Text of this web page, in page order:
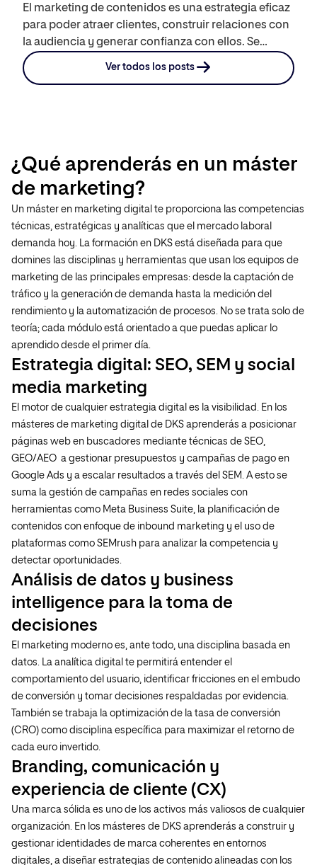
El marketing de contenidos es una estrategia eficaz
para poder atraer clientes, construir relaciones con
la audiencia y generar confianza con ellos. Se
centra en la distribución de contenidos útiles,
relevantes y de calidad para responder a las
Ver todos los posts
¿Qué aprenderás en un máster
de marketing?
Un máster en marketing digital te proporciona las competencias
técnicas, estratégicas y analíticas que el mercado laboral
demanda hoy. La formación en DKS está diseñada para que
domines las disciplinas y herramientas que usan los equipos de
marketing de las principales empresas: desde la captación de
tráfico y la generación de demanda hasta la medición del
rendimiento y la automatización de procesos. No se trata solo de
teoría; cada módulo está orientado a que puedas aplicar lo
aprendido desde el primer día.
Estrategia digital: SEO, SEM y social
media marketing
El motor de cualquier estrategia digital es la visibilidad. En los
másteres de marketing digital de DKS aprenderás a posicionar
páginas web en buscadores mediante técnicas de SEO,
GEO/AEO a gestionar presupuestos y campañas de pago en
Google Ads y a escalar resultados a través del SEM. A esto se
suma la gestión de campañas en redes sociales con
herramientas como Meta Business Suite, la planificación de
contenidos con enfoque de inbound marketing y el uso de
plataformas como SEMrush para analizar la competencia y
detectar oportunidades.
Análisis de datos y business
intelligence para la toma de
decisiones
El marketing moderno es, ante todo, una disciplina basada en
datos. La analítica digital te permitirá entender el
comportamiento del usuario, identificar fricciones en el embudo
de conversión y tomar decisiones respaldadas por evidencia.
También se trabaja la optimización de la tasa de conversión
(CRO) como disciplina específica para maximizar el retorno de
cada euro invertido.
Branding, comunicación y
experiencia de cliente (CX)
Una marca sólida es uno de los activos más valiosos de cualquier
organización. En los másteres de DKS aprenderás a construir y
gestionar identidades de marca coherentes en entornos
digitales, a diseñar estrategias de contenido alineadas con los